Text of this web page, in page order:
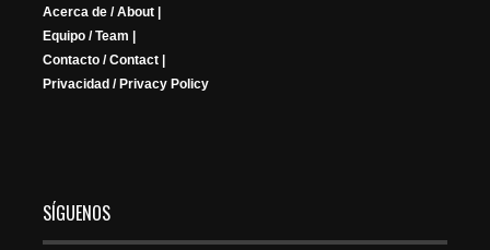
Acerca de / About |
Equipo / Team |
Contacto / Contact |
Privacidad / Privacy Policy
SÍGUENOS